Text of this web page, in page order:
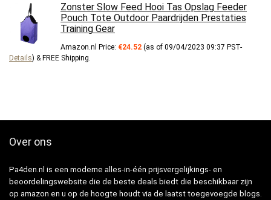
Zonster Slow Feed Hooi Tas Opslag Feeder
Pouch Tote Outdoor Paardrijden Prestaties
Training Gear
Amazon.nl Price: €24.52 (as of 09/04/2023 09:37 PST-
Details) & FREE Shipping
Over ons
Pa4den.nl is een moderne alles-in-één prijsvergelijkings- en
beoordelingswebsite die de beste deals biedt die beschikbaar zijn
op amazon en u op de hoogte houdt via de laatst toegevoegde blogs.